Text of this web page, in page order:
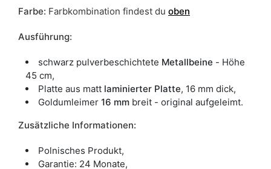
Farbe: Farbkombination findest du oben
Ausführung:
schwarz pulverbeschichtete Metallbeine - Höhe
45 cm,
Platte aus matt laminierter Platte, 16 mm dick,
Goldumleimer 16 mm breit - original aufgeleimt.
Zusätzliche Informationen:
Polnisches Produkt,
Garantie: 24 Monate,